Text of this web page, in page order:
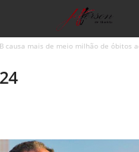
causa mais de meio milhão de óbitos